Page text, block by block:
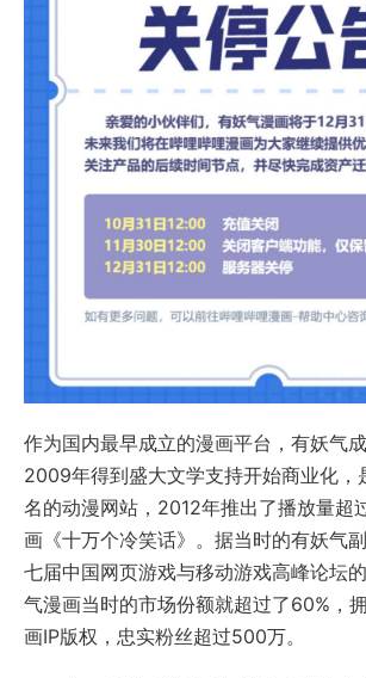
作为国内最早成立的漫画平台，有妖气
2009年得到盛大文学支持开始商业化，
名的动漫网站，2012年推出了播放量超
画《十万个冷笑话》。据当时的有妖气
七届中国网页游戏与移动游戏高峰论坛
气漫画当时的市场份额就超过了60%，
画IP版权，忠实粉丝超过500万。